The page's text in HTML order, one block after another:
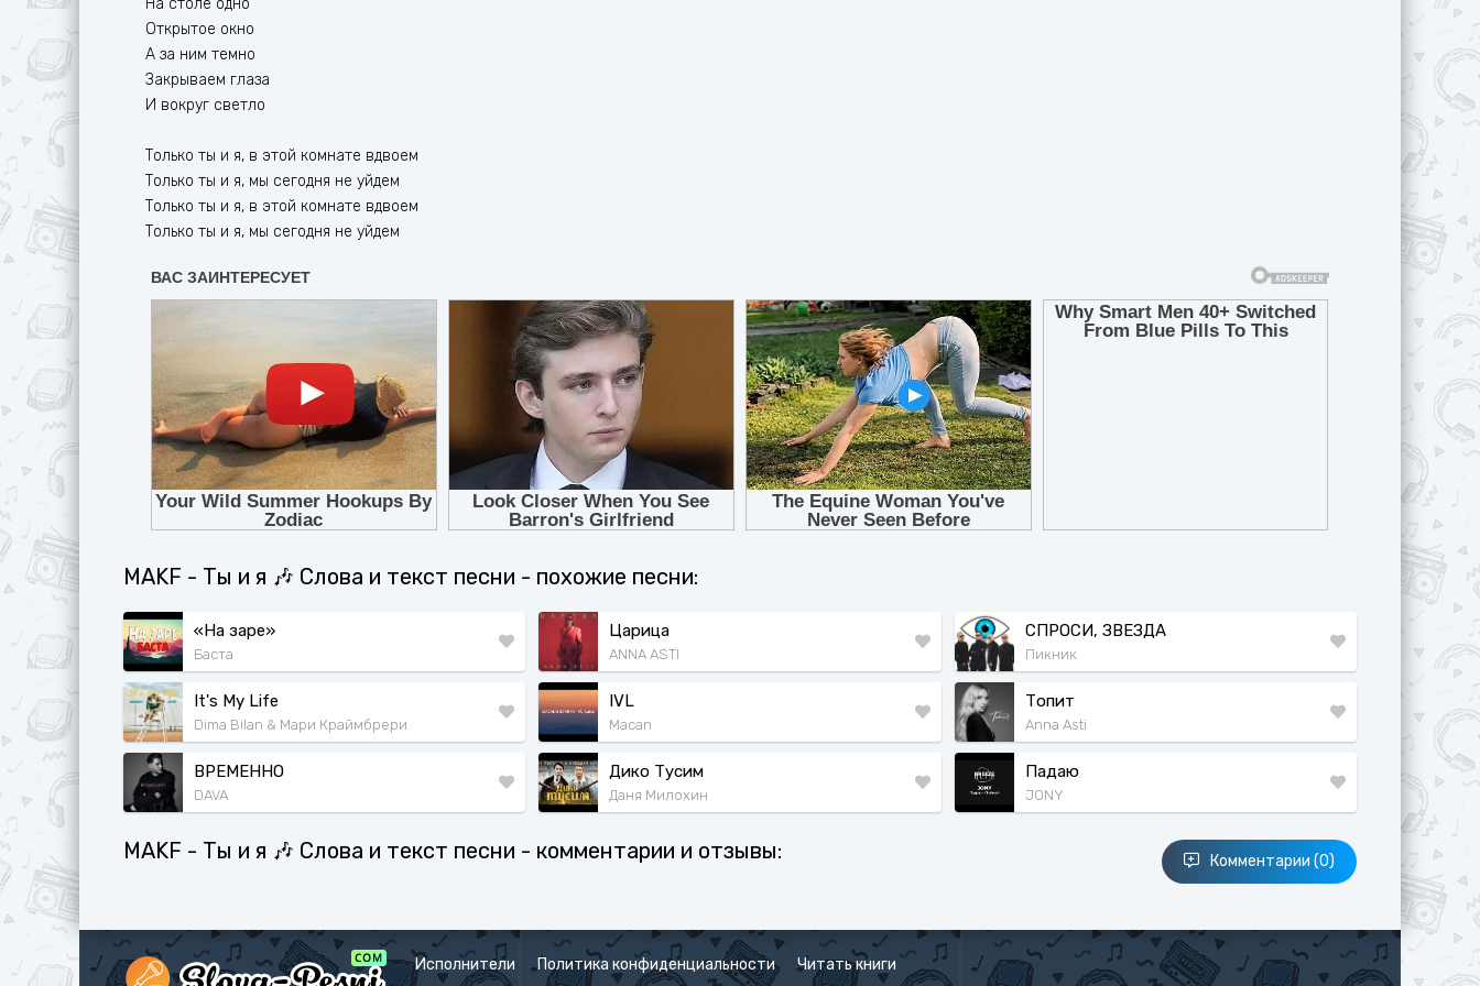
На столе одно
Открытое окно
А за ним темно
Закрываем глаза
И вокруг светло
Только ты и я, в этой комнате вдвоем
Только ты и я, мы сегодня не уйдем
Только ты и я, в этой комнате вдвоем
Только ты и я, мы сегодня не уйдем
MAKF - Ты и я 🎶 Слова и текст песни - похожие песни:
«На заре»
Баста
Царица
ANNA ASTI
СПРОСИ, ЗВЕЗДА
Пикник
It's My Life
Dima Bilan & Мари Краймбрери
IVL
Macan
Топит
Anna Asti
ВРЕМЕННО
DAVA
Дико Тусим
Даня Милохин
Падаю
JONY
MAKF - Ты и я 🎶 Слова и текст песни - комментарии и отзывы: Комментарии (0)
Исполнители Политика конфиденциальности Читать книги